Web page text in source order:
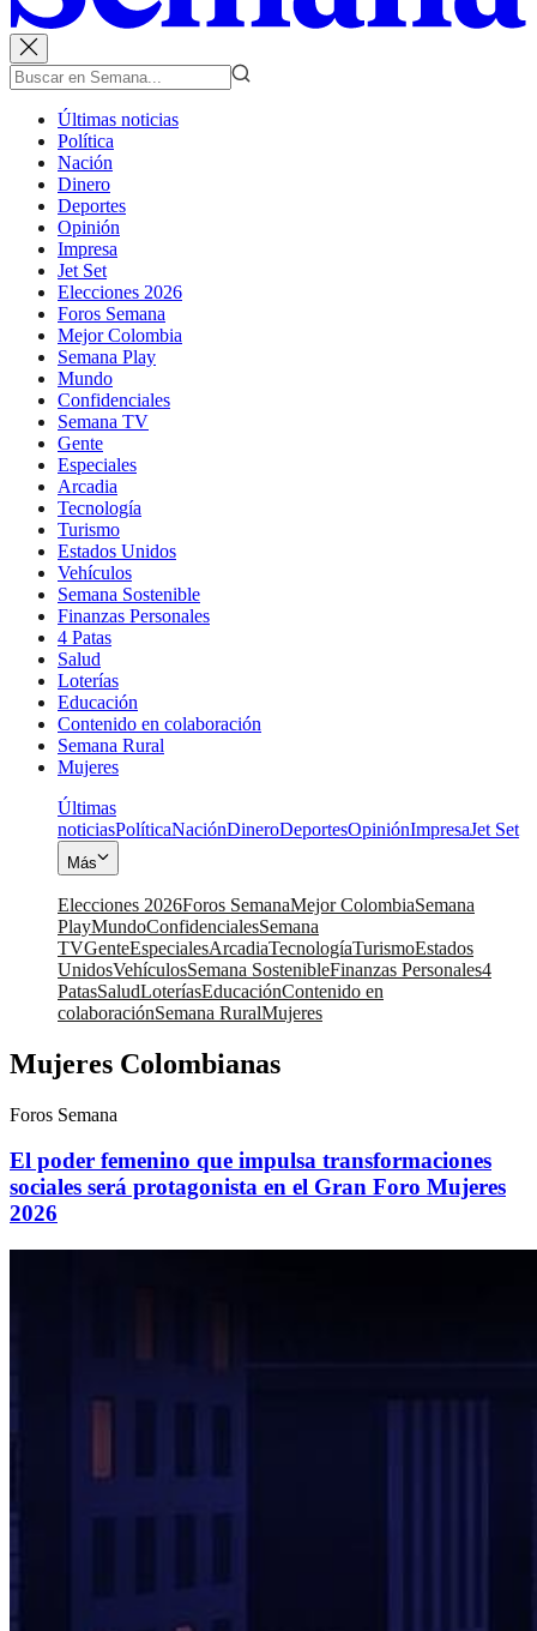
Últimas noticias
Política
Nación
Dinero
Deportes
Opinión
Impresa
Jet Set
Elecciones 2026
Foros Semana
Mejor Colombia
Semana Play
Mundo
Confidenciales
Semana TV
Gente
Especiales
Arcadia
Tecnología
Turismo
Estados Unidos
Vehículos
Semana Sostenible
Finanzas Personales
4 Patas
Salud
Loterías
Educación
Contenido en colaboración
Semana Rural
Mujeres
Últimas
noticiasPolíticaNaciónDineroDeportesOpiniónImpresaJet Set
Más
Elecciones 2026Foros SemanaMejor ColombiaSemana
PlayMundoConfidencialesSemana
TVGenteEspecialesArcadiaTecnologíaTurismoEstados
UnidosVehículosSemana SostenibleFinanzas Personales4
PatasSaludLoteríasEducaciónContenido en
colaboraciónSemana RuralMujeres
Mujeres Colombianas
Foros Semana
El poder femenino que impulsa transformaciones
sociales será protagonista en el Gran Foro Mujeres
2026